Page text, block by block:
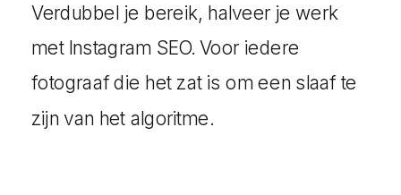
Verdubbel je bereik, halveer je werk
met Instagram SEO. Voor iedere
fotograaf die het zat is om een slaaf te
zijn van het algoritme.